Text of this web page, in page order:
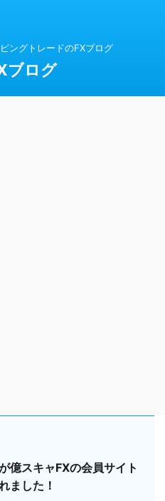
ングトレードのFXブログ
ブログ
億スキャFXの会員サイト
ました！